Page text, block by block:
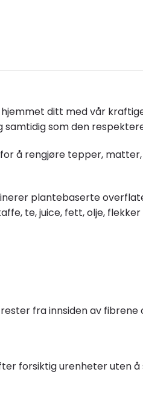
ditt med vår
som den
å rengjøre tepper,
plantebaserte
te, juice, fett, olje,
fra innsiden av
forsiktig urenheter uten